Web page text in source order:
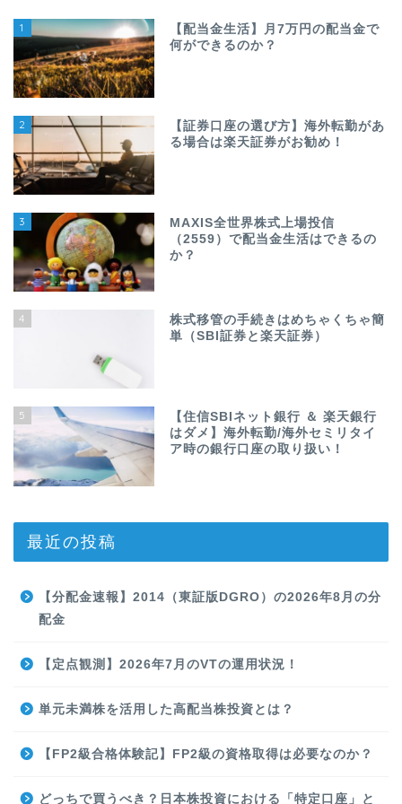
1
【配当金生活】月7万円の配当金で
何ができるのか？
2
【証券口座の選び方】海外転勤があ
る場合は楽天証券がお勧め！
3
MAXIS全世界株式上場投信
（2559）で配当金生活はできるの
か？
4
株式移管の手続きはめちゃくちゃ簡
単（SBI証券と楽天証券）
5
【住信SBIネット銀行 ＆ 楽天銀行
はダメ】海外転勤/海外セミリタイ
ア時の銀行口座の取り扱い！
最近の投稿
【分配金速報】2014（東証版DGRO）の2026年8月の分
配金
【定点観測】2026年7月のVTの運用状況！
単元未満株を活用した高配当株投資とは？
【FP2級合格体験記】FP2級の資格取得は必要なのか？
どっちで買うべき？日本株投資における「特定口座」と